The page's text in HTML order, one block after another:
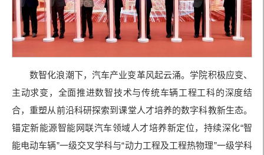
数智化浪潮下，汽车产业变革风起云涌。学院积极应变、
主动求变，全面推进数智技术与传统车辆工程工科的深度结
合，重塑从前沿科研探索到课堂人才培养的数字科教新生态。
锚定新能源智能网联汽车领域人才培养新定位，持续深化“智
能电动车辆”一级交叉学科与“动力工程及工程热物理”一级学科